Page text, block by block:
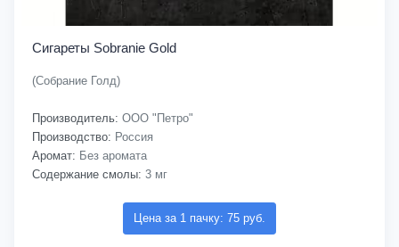
Сигареты Sobranie Gold
(Собрание Голд)
Производитель: ООО "Петро"
Производство: Россия
Аромат: Без аромата
Содержание смолы: 3 мг
Цена за 1 пачку: 75 руб.